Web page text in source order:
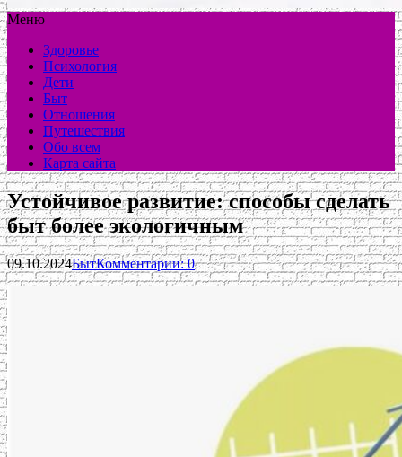
Меню
Здоровье
Психология
Дети
Быт
Отношения
Путешествия
Обо всем
Карта сайта
Устойчивое развитие: способы сделать
быт более экологичным
09.10.2024БытКомментарии: 0